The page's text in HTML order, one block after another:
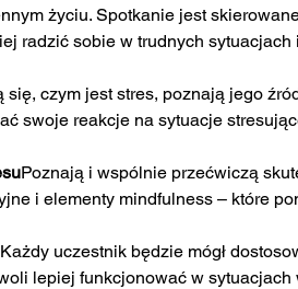
życiu. Spotkanie jest
radzić sobie w trudnych
się, czym jest stres, poznają jego
swoje reakcje na sytuacje
Poznają i wspólnie przećwiczą
i elementy mindfulness – które
Każdy uczestnik będzie mógł
lepiej funkcjonować w